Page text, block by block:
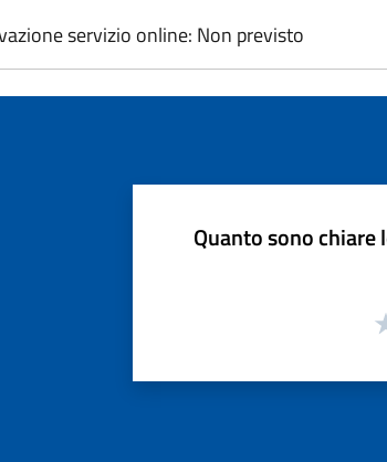
servizio online: Non previsto
Quanto sono